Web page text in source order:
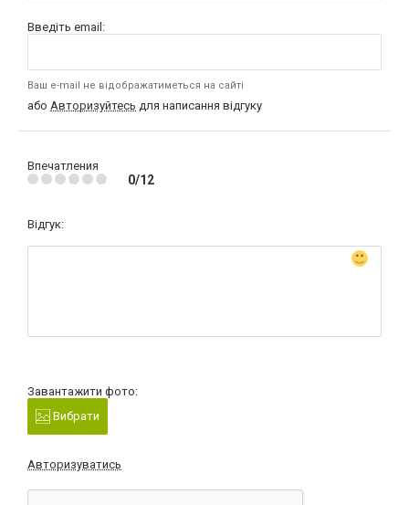
Введіть email:
Ваш e-mail не відображатиметься на сайті
або Авторизуйтесь для написання відгуку
Впечатления
0/12
Відгук:
Завантажити фото:
Вибрати
Авторизуватись